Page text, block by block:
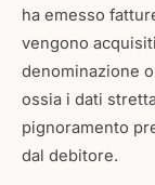
ha emesso
vengono
denominazione
ossia i dati
pignoramento
dal debitore.